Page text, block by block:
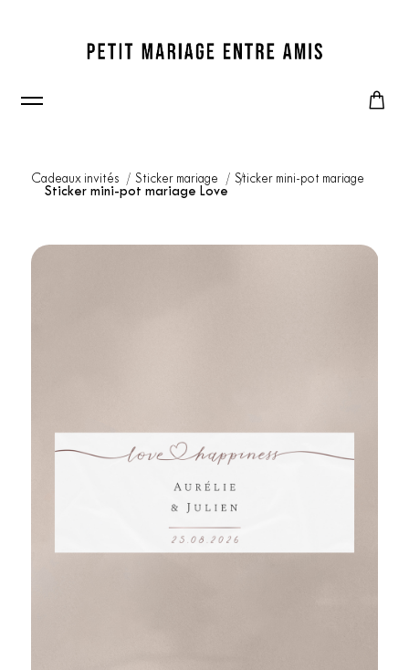
Cadeaux invités Sticker mariage
Sticker mini-pot mariage
Sticker mini-pot mariage Love